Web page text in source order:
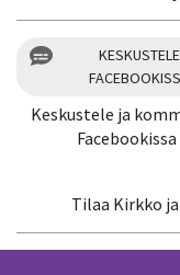
KESKUSTELE
Keskustele ja
Facebookissa
Tilaa Kirkko